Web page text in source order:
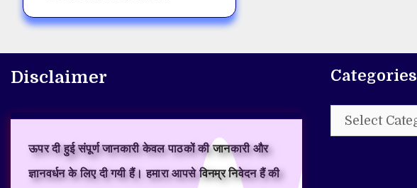
Disclaimer
ऊपर दी हुई संपूर्ण जानकारी केवल पाठकों की जानकारी और
ज्ञानवर्धन के लिए दी गयी हैं। हमारा आपसे विनम्र निवेदन हैं की
Categories
Categories